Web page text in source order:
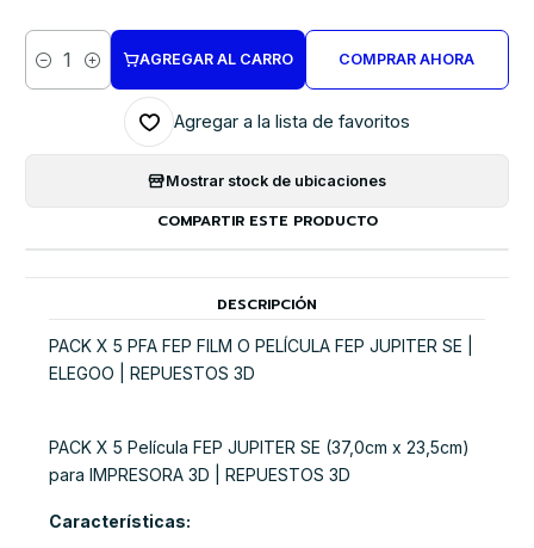
Cantidad
AGREGAR AL CARRO COMPRAR AHORA
Agregar a la lista de favoritos
Mostrar stock de ubicaciones
COMPARTIR ESTE PRODUCTO
DESCRIPCIÓN
PACK X 5 PFA FEP FILM O PELÍCULA FEP JUPITER SE |
ELEGOO | REPUESTOS 3D
PACK X 5 Película FEP JUPITER SE (37,0cm x 23,5cm)
para IMPRESORA 3D | REPUESTOS 3D
Características: